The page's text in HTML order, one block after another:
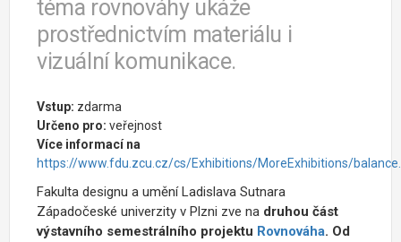
téma rovnováhy ukáže
prostřednictvím materiálu i
vizuální komunikace.
Vstup: zdarma
Určeno pro: veřejnost
Více informací na
https://www.fdu.zcu.cz/cs/Exhibitions/MoreExhibitions/
Fakulta designu a umění Ladislava Sutnara
Západočeské univerzity v Plzni zve na druhou část
výstavního semestrálního projektu Rovnováha. Od